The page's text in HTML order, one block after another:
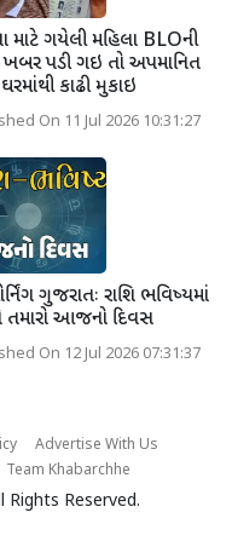
માટે ગયેલી મહિલા BLOની
ખબર પડી ગઇ તો અપમાનિત
કાઢી મુકાઇ
On 11 Jul 2026 10:31:27
ગુજરાતઃ રાશિ ભવિષ્યમાં
તમારો આજનો દિવસ
On 12 Jul 2026 07:31:37
Advertise With Us
Team Khabarchhe
Rights Reserved.